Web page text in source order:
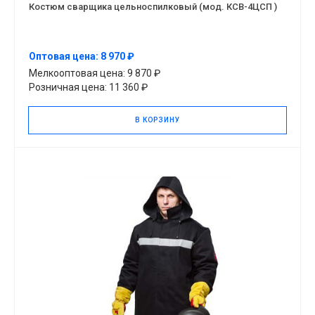
Костюм сварщика цельноспилковый (мод. КСВ-4ЦСП )
Оптовая цена: 8 970 ₽
Мелкооптовая цена: 9 870 ₽
Розничная цена: 11 360 ₽
В КОРЗИНУ